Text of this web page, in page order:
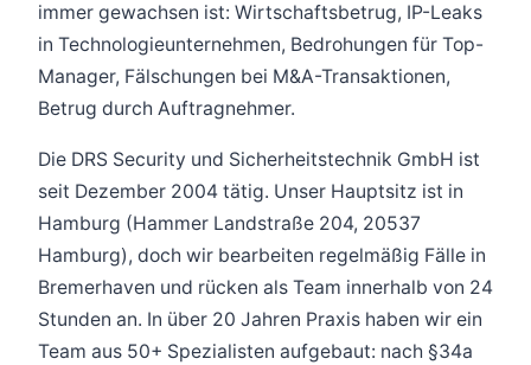
immer gewachsen ist: Wirtschaftsbetrug, IP-Leaks
in Technologieunternehmen, Bedrohungen für Top-
Manager, Fälschungen bei M&A-Transaktionen,
Betrug durch Auftragnehmer.
Die DRS Security und Sicherheitstechnik GmbH ist
seit Dezember 2004 tätig. Unser Hauptsitz ist in
Hamburg (Hammer Landstraße 204, 20537
Hamburg), doch wir bearbeiten regelmäßig Fälle in
Bremerhaven und rücken als Team innerhalb von 24
Stunden an. In über 20 Jahren Praxis haben wir ein
Team aus 50+ Spezialisten aufgebaut: nach §34a